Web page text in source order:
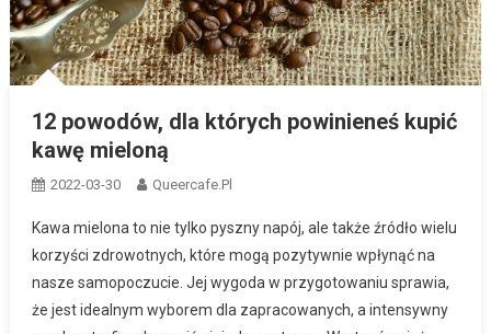
12 powodów, dla których powinieneś kupić
kawę mieloną
2022-03-30 Queercafe.pl
Kawa mielona to nie tylko pyszny napój, ale także źródło wielu
korzyści zdrowotnych, które mogą pozytywnie wpłynąć na
nasze samopoczucie. Jej wygoda w przygotowaniu sprawia,
że jest idealnym wyborem dla zapracowanych, a intensywny